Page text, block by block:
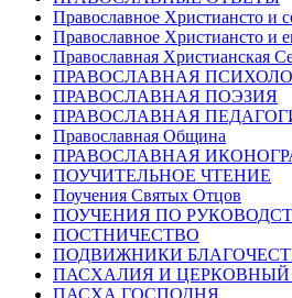
Православное Христиансто и
Православное Христиансто и
Православная Христианская
ПРАВОСЛАВНАЯ
ПРАВОСЛАВНАЯ ПОЭЗИЯ
ПРАВОСЛАВНАЯ
Православная Община
ПРАВОСЛАВНАЯ
ПОУЧИТЕЛЬНОЕ ЧТЕНИЕ
Поучения Святых Отцов
ПОУЧЕНИЯ ПО
ПОСТНИЧЕСТВО
ПОДВИЖНИКИ
ПАСХАЛИЯ И ЦЕРКОВНЫЙ